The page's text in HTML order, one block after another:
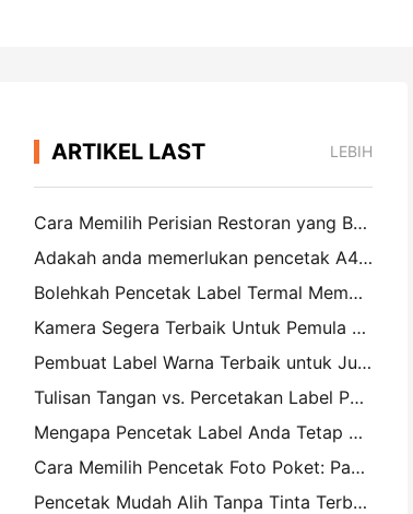
ARTIKEL LAST LEBIH
Cara Memilih Perisian Restoran yang Betul untuk Restoran Saiz Kecil atau Pertengahan Anda
Adakah anda memerlukan pencetak A4 mudah alih untuk invois gudang? Apa yang sebenarnya berfungsi
Bolehkah Pencetak Label Termal Membuat Label Kalis Air untuk Produk Perniagaan Kecil?
Kamera Segera Terbaik Untuk Pemula Yang Tidak Ingin Membuang Kertas
Pembuat Label Warna Terbaik untuk Jurnal dan Scrapbooking: Tambah Lebih Banyak Warna ke Setiap Halaman
Tulisan Tangan vs. Percetakan Label Penghantaran: Petua untuk Perniagaan Kecil pada 2026
Mengapa Pencetak Label Anda Tetap Mengganggu?
Cara Memilih Pencetak Foto Poket: Panduan Lengkap untuk Pengguna Jurnal, Perjalanan, dan iPhone
Pencetak Mudah Alih Tanpa Tinta Terbaik untuk Perjalanan, Sekolah, dan Kerja Mudah Alih: Hanin MT620 Pro Review